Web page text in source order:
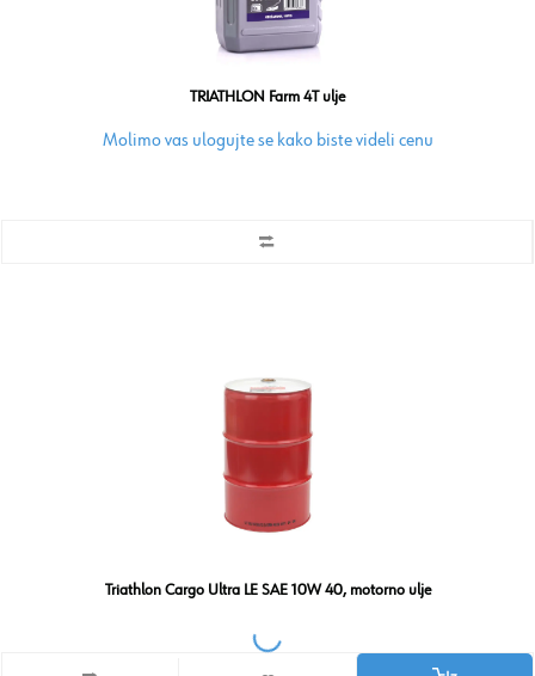
TRIATHLON Farm 4T ulje
Molimo vas ulogujte se kako biste videli cenu
Triathlon Cargo Ultra LE SAE 10W 40, motorno ulje